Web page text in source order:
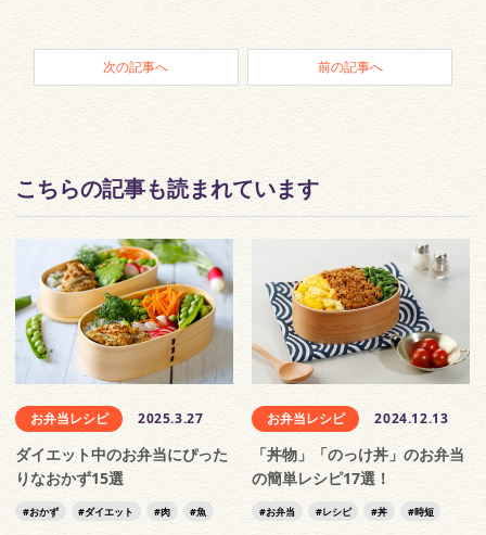
次の記事へ 前の記事へ
こちらの記事も読まれています
お弁当レシピ 2025.3.27
ダイエット中のお弁当にぴった
りなおかず15選
おかず ダイエット 肉 魚
お弁当レシピ 2024.12.13
「丼物」「のっけ丼」のお弁当
の簡単レシピ17選！
お弁当 レシピ 丼 時短